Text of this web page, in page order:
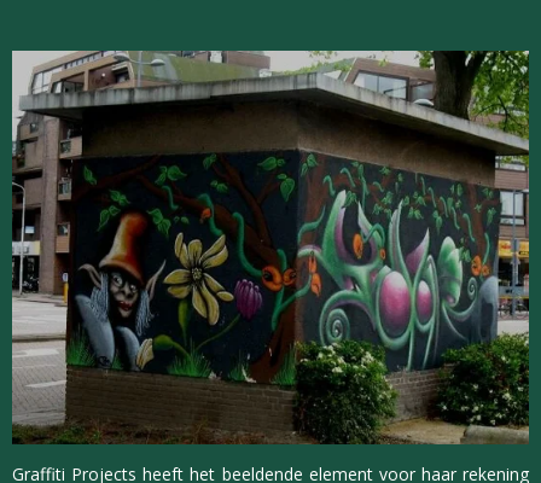
Graffiti Projects heeft het beeldende element voor haar rekening